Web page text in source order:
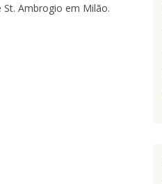
Ambrogio em Milão.